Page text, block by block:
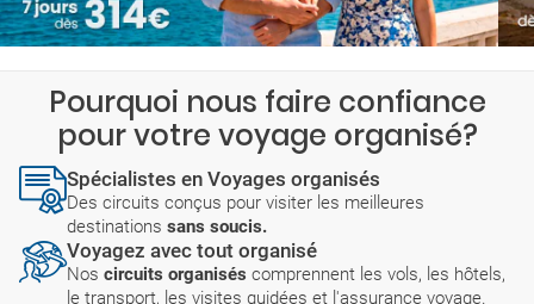
Pourquoi nous faire confiance
pour votre voyage organisé?
Spécialistes en Voyages organisés
Des circuits conçus pour visiter les meilleures
destinations sans soucis.
Voyagez avec tout organisé
Nos circuits organisés comprennent les vols, les hôtels,
le transport, les visites guidées et l'assurance voyage.